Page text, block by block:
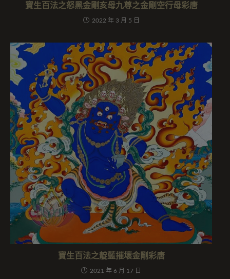
寶生百法之怒黑金剛亥母九尊之金剛空行母彩唐
2022 年 3 月 5 日
寶生百法之靛藍摧壞金剛彩唐
2021 年 6 月 17 日